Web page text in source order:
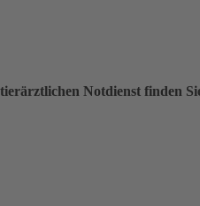
Notdienst finden